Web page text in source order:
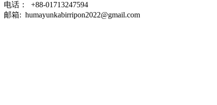
电话： +88-01713247594
邮箱: humayunkabirripon2022@gmail.com